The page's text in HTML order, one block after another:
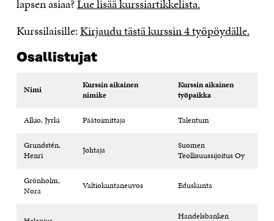
lapsen asiaa?Lue lisää kurssiartikkelista.
Kurssilaisille:Kirjaudu tästä kurssin 4 työpöydälle.
Osallistujat
Nimi
Kurssin aikainen
nimike
Kurssin aikainen
työpaikka
Alkio, Jyrki Päätoimittaja Talentum
Grundstén,
Henri
Johtaja
Suomen
Teollisuussijoitus Oy
Grönholm,
Nora
Valtiokuntaneuvos Eduskunta
Handelsbanken